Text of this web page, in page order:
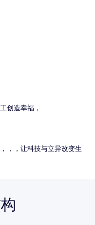
创造幸福，
，，让科技与立异改变生